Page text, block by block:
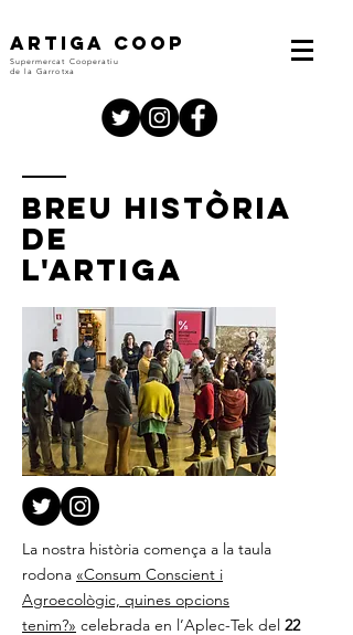
ARTIGA COOP
Supermercat Cooperatiu
de la Garrotxa
La nostra història comença a la taula
rodona «Consum Conscient i
Agroecològic, quines opcions
tenim?» celebrada en l’Aplec-Tek del 22
breu història
de
l'artiga